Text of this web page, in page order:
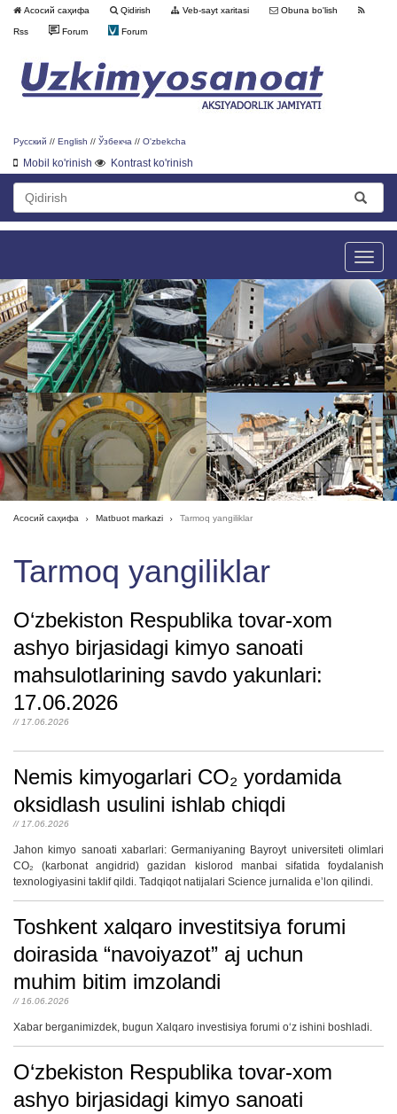
Асосий саҳифа Qidirish Veb-sayt xaritasi Obuna bo'lish
Rss Forum Forum
Русский // English // Ўзбекча // O'zbekcha
Mobil ko'rinish Kontrast ko'rinish
Toggle
Асосий саҳифа Matbuot markazi Tarmoq yangiliklar
Tarmoq yangiliklar
O‘zbekiston Respublika tovar-xom
ashyo birjasidagi kimyo sanoati
mahsulotlarining savdo yakunlari:
17.06.2026
// 17.06.2026
Nemis kimyogarlari CO₂ yordamida
oksidlash usulini ishlab chiqdi
// 17.06.2026
Jahon kimyo sanoati xabarlari: Germaniyaning Bayroyt universiteti olimlari
CO₂ (karbonat angidrid) gazidan kislorod manbai sifatida foydalanish
texnologiyasini taklif qildi. Tadqiqot natijalari Science jurnalida eʼlon qilindi.
Toshkent xalqaro investitsiya forumi
doirasida “navoiyazot” aj uchun
muhim bitim imzolandi
// 16.06.2026
Xabar berganimizdek, bugun Xalqaro investisiya forumi o‘z ishini boshladi.
O‘zbekiston Respublika tovar-xom
ashyo birjasidagi kimyo sanoati